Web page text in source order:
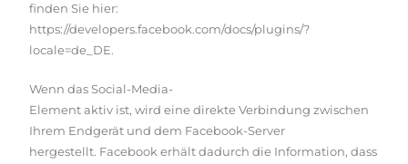
finden Sie hier:
https://developers.facebook.com/docs/plugins/?
locale=de_DE.
Wenn das Social-Media-
Element aktiv ist, wird eine direkte Verbindung zwischen
Ihrem Endgerät und dem Facebook-Server
hergestellt. Facebook erhält dadurch die Information, dass